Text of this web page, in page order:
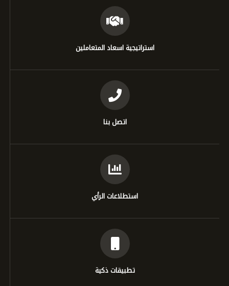
استراتيجية اسعاد المتعاملين
اتصل بنا
استطلاعات الرأي
تطبيقات ذكية